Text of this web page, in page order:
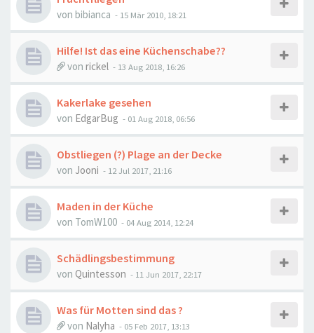
von bibianca - 15 Mär 2010, 18:21
Hilfe! Ist das eine Küchenschabe??
von rickel - 13 Aug 2018, 16:26
Kakerlake gesehen
von EdgarBug - 01 Aug 2018, 06:56
Obstliegen (?) Plage an der Decke
von Jooni - 12 Jul 2017, 21:16
Maden in der Küche
von TomW100 - 04 Aug 2014, 12:24
Schädlingsbestimmung
von Quintesson - 11 Jun 2017, 22:17
Was für Motten sind das ?
von Nalyha - 05 Feb 2017, 13:13